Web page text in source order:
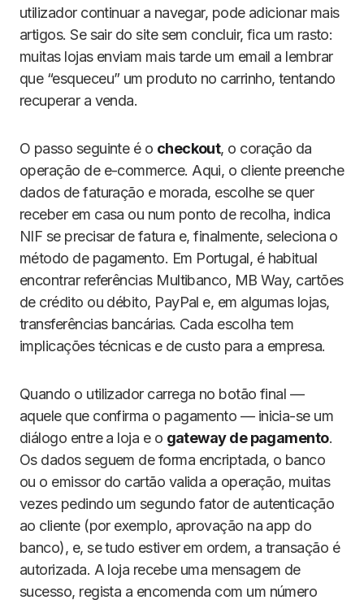
utilizador continuar a navegar, pode adicionar mais
artigos. Se sair do site sem concluir, fica um rasto:
muitas lojas enviam mais tarde um email a lembrar
que “esqueceu” um produto no carrinho, tentando
recuperar a venda.
O passo seguinte é o checkout, o coração da
operação de e-commerce. Aqui, o cliente preenche
dados de faturação e morada, escolhe se quer
receber em casa ou num ponto de recolha, indica
NIF se precisar de fatura e, finalmente, seleciona o
método de pagamento. Em Portugal, é habitual
encontrar referências Multibanco, MB Way, cartões
de crédito ou débito, PayPal e, em algumas lojas,
transferências bancárias. Cada escolha tem
implicações técnicas e de custo para a empresa.
Quando o utilizador carrega no botão final —
aquele que confirma o pagamento — inicia-se um
diálogo entre a loja e o gateway de pagamento.
Os dados seguem de forma encriptada, o banco
ou o emissor do cartão valida a operação, muitas
vezes pedindo um segundo fator de autenticação
ao cliente (por exemplo, aprovação na app do
banco), e, se tudo estiver em ordem, a transação é
autorizada. A loja recebe uma mensagem de
sucesso, regista a encomenda com um número